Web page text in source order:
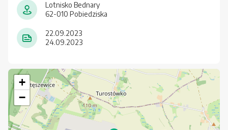
Lotnisko Bednary
62-010 Pobiedziska
22.09.2023
24.09.2023
+
−